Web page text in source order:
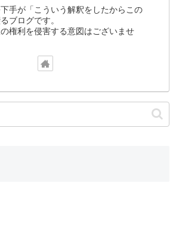
手が「こういう解釈をしたからこの
ブログです。
権利を侵害する意図はございませ